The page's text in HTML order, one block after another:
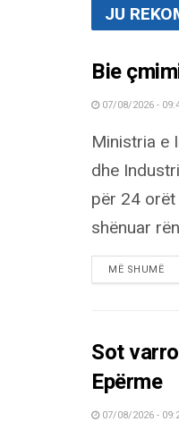
JU
Bie
07/08/2026 -
Ministria e
dhe
për 24
shënuar
MË SHUMË
Sot
Epërme
07/08/2026 -